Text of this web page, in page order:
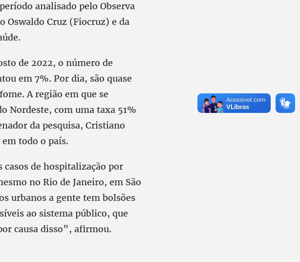
analisado pelo Observa
Oswaldo Cruz (Fiocruz) e da
de 2022, o número de
em 7%. Por dia, são quase
A região em que se
Nordeste, com uma taxa 51%
da pesquisa, Cristiano
todo o país.
casos de hospitalização por
no Rio de Janeiro, em São
urbanos a gente tem bolsões
ao sistema público, que
causa disso”, afirmou.